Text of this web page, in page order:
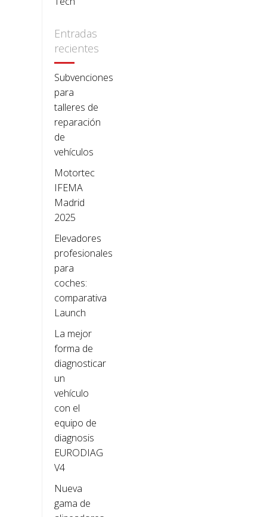
Entradas
recientes
Subvenciones
para
talleres de
reparación
de
vehículos
Motortec
IFEMA
Madrid
2025
Elevadores
profesionales
para
coches:
comparativa
Launch
La mejor
forma de
diagnosticar
un
vehículo
con el
equipo de
diagnosis
EURODIAG
V4
Nueva
gama de